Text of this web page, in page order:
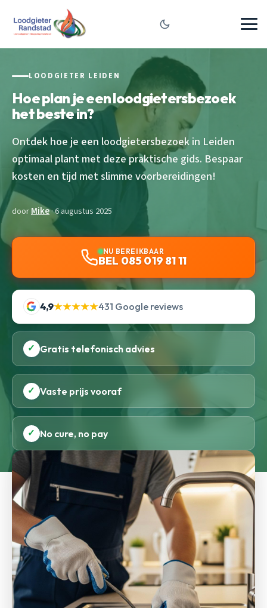
LOODGIETER LEIDEN
Hoe plan je een loodgietersbezoek
het beste in?
Ontdek hoe je een loodgietersbezoek in Leiden
optimaal plant met deze praktische gids. Bespaar
kosten en tijd met slimme voorbereidingen!
doorMike· 6 augustus 2025
NU BEREIKBAAR
BEL 085 019 81 11
4,9★★★★★431 Google reviews
✓ Gratis telefonisch advies
✓ Vaste prijs vooraf
✓ No cure, no pay